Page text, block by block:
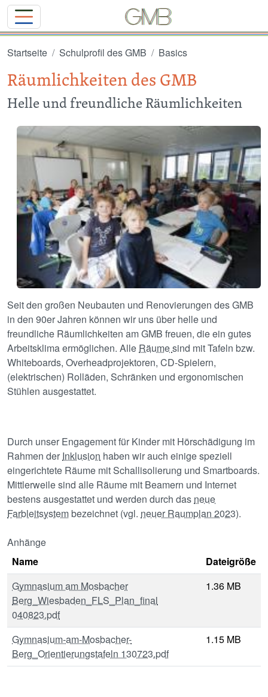
Startseite Schulprofil des GMB Basics
Räumlichkeiten des GMB
Helle und freundliche Räumlichkeiten
Image
Seit den großen Neubauten und Renovierungen des GMB
in den 90er Jahren können wir uns über helle und
freundliche Räumlichkeiten am GMB freuen, die ein gutes
Arbeitsklima ermöglichen. Alle Räumesind mit Tafeln bzw.
Whiteboards, Overheadprojektoren, CD-Spielern,
(elektrischen) Rolläden, Schränken und ergonomischen
Stühlen ausgestattet.
Durch unser Engagement für Kinder mit Hörschädigung im
Rahmen der Inklusion haben wir auch einige speziell
eingerichtete Räume mit Schallisolierung und Smartboards.
Mittlerweile sind alle Räume mit Beamern und Internet
bestens ausgestattet und werden durch das neue
Farbleitsystembezeichnet (vgl. neuer Raumplan 2023).
Anhänge
Name
Dateigröße
Gymnasium am Mosbacher
Berg_Wiesbaden_FLS_Plan_final
040823.pdf
1.36 MB
Gymnasium-am-Mosbacher-
Berg_Orientierungstafeln 130723.pdf
1.15 MB